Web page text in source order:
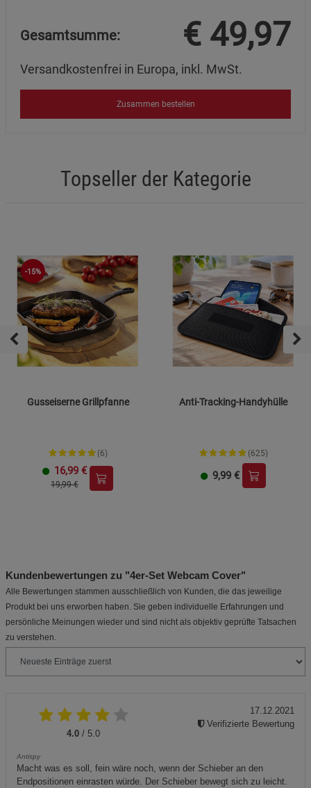
Gesamtsumme: € 49,97
Versandkostenfrei in Europa, inkl. MwSt.
Zusammen bestellen
Topseller der Kategorie
-15%
Gusseiserne Grillpfanne
(6)
16,99 €
19,99 €
Anti-Tracking-Handyhülle
(625)
9,99 €
Kundenbewertungen zu "4er-Set Webcam Cover"
Alle Bewertungen stammen ausschließlich von Kunden, die das jeweilige
Produkt bei uns erworben haben. Sie geben individuelle Erfahrungen und
persönliche Meinungen wieder und sind nicht als objektiv geprüfte Tatsachen
zu verstehen.
4.0 / 5.0
Antispy
Macht was es soll, fein wäre noch, wenn der Schieber an den
Endpositionen einrasten würde. Der Schieber bewegt sich zu leicht.
17.12.2021
Verifizierte Bewertung